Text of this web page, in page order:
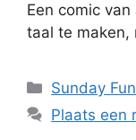
Een comic
taal te maken,
Sunday
Plaats een